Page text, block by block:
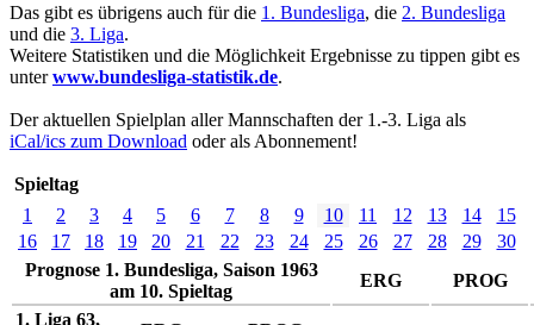
Das gibt es übrigens auch für die 1. Bundesliga, die 2. Bundesliga
und die 3. Liga.
Weitere Statistiken und die Möglichkeit Ergebnisse zu tippen gibt es
unterwww.bundesliga-statistik.de.
Der aktuellen Spielplan aller Mannschaften der 1.-3. Liga als
iCal/ics zum Download oder als Abonnement!
Spieltag
1
2 3 4 5 6 7 8 9 10 11 12 13 14
15
16
17 18 19 20 21 22 23 24 25 26 27 28 29
30
Prognose 1. Bundesliga, Saison 1963
am 10. Spieltag
ERG
PROG
1. Liga 63,